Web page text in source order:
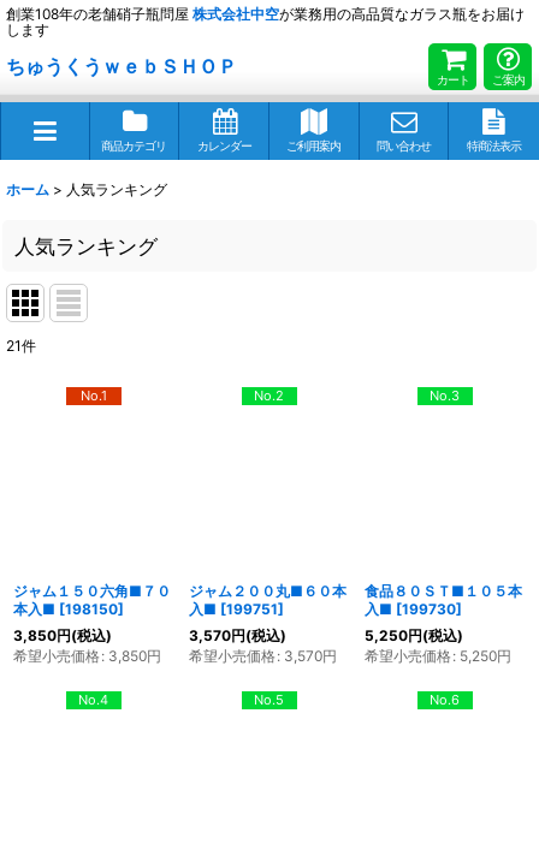
創業108年の老舗硝子瓶問屋 株式会社中空が業務用の高品質なガラス瓶をお届け
します
ちゅうくうｗｅｂＳＨＯＰ
カート ご案内
商品カテゴリ カレンダー ご利用案内 問い合わせ 特商法表示
ホーム > 人気ランキング
人気ランキング
21件
No.1
ジャム１５０六角■７０
本入■ [198150]
3,850円(税込)
希望小売価格: 3,850円
No.2
ジャム２００丸■６０本
入■ [199751]
3,570円(税込)
希望小売価格: 3,570円
No.3
食品８０ＳＴ■１０５本
入■ [199730]
5,250円(税込)
希望小売価格: 5,250円
No.4 No.5 No.6